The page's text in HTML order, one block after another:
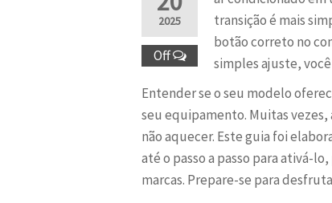
2025
Off
transição é mais
botão correto no
simples ajuste,
Entender se o seu modelo
seu equipamento. Muitas
não aquecer. Este guia foi
até o passo a passo para ativá-
marcas. Prepare-se para